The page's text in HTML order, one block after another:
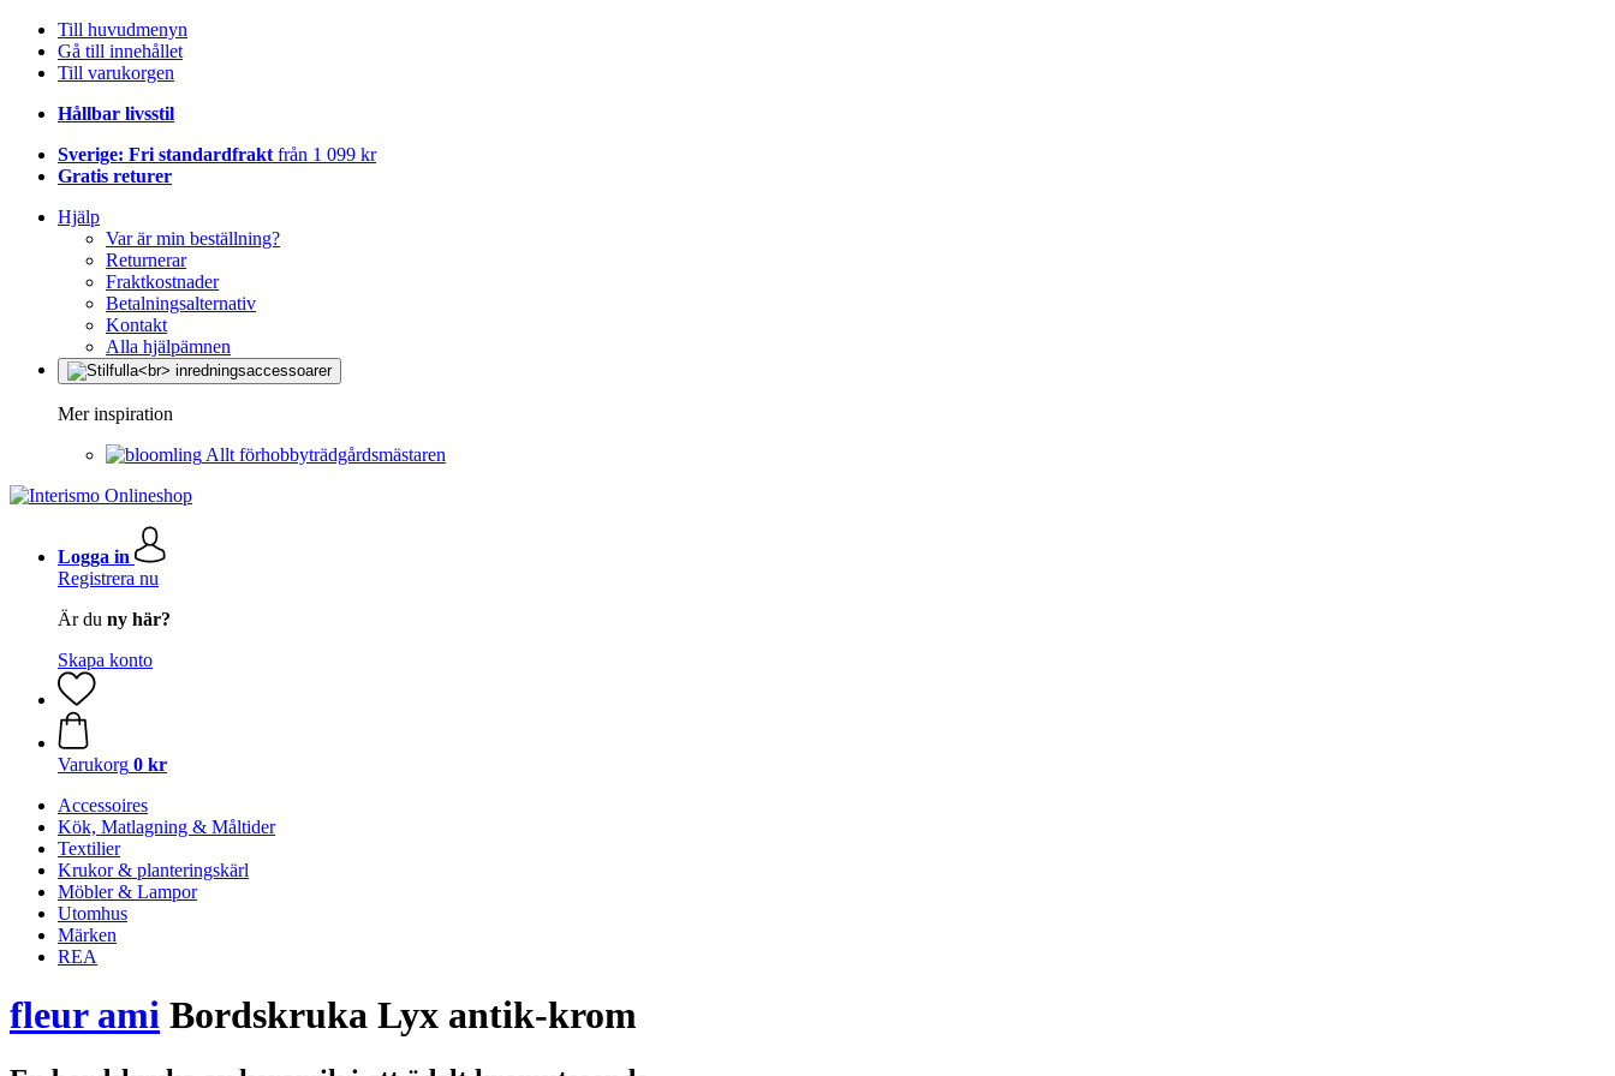
Till huvudmenyn
Gå till innehållet
Till varukorgen
Hållbar livsstil
Sverige: Fri standardfrakt från 1 099 kr
Gratis returer
Hjälp
Var är min beställning?
Returnerar
Fraktkostnader
Betalningsalternativ
Kontakt
Alla hjälpämnen
Mer inspiration
Allt förhobbyträdgårdsmästaren
Logga in
Registrera nu
Är du ny här?
Skapa konto
Varukorg 0 kr
Accessoires
Kök, Matlagning & Måltider
Textilier
Krukor & planteringskärl
Möbler & Lampor
Utomhus
Märken
REA
fleur ami Bordskruka Lyx antik-krom